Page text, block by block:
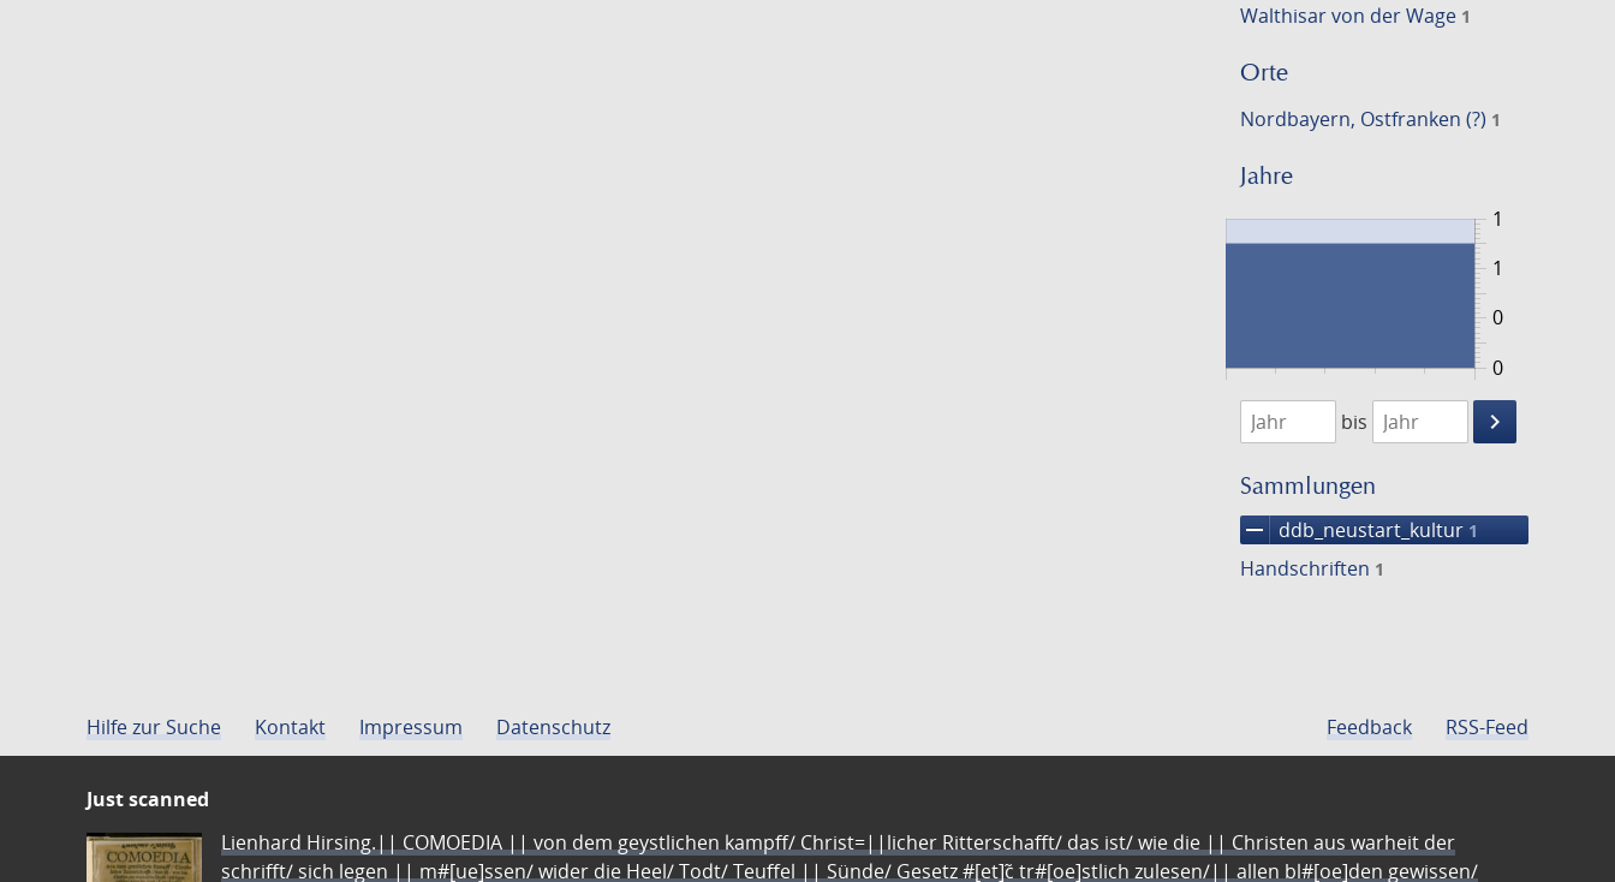
Walthisar von der Wage 1
Orte
Nordbayern, Ostfranken (?) 1
Jahre
0
1
0
1
1474
1475
bis
keyboard_arrow_right
Suche
Sammlungen
remove ddb_neustart_kultur 1
Handschriften 1
Hilfe zur Suche Kontakt Impressum Datenschutz Feedback RSS-Feed
Just scanned
Lienhard Hirsing.|| COMOEDIA || von dem geystlichen kampff/ Christ=||licher Ritterschafft/ das ist/ wie die || Christen aus warheit der
schrifft/ sich legen || m#[ue]ssen/ wider die Heel/ Todt/ Teuffel || Sünde/ Gesetz #[et]c̃ tr#[oe]stlich zulesen/|| allen bl#[oe]den gewissen/